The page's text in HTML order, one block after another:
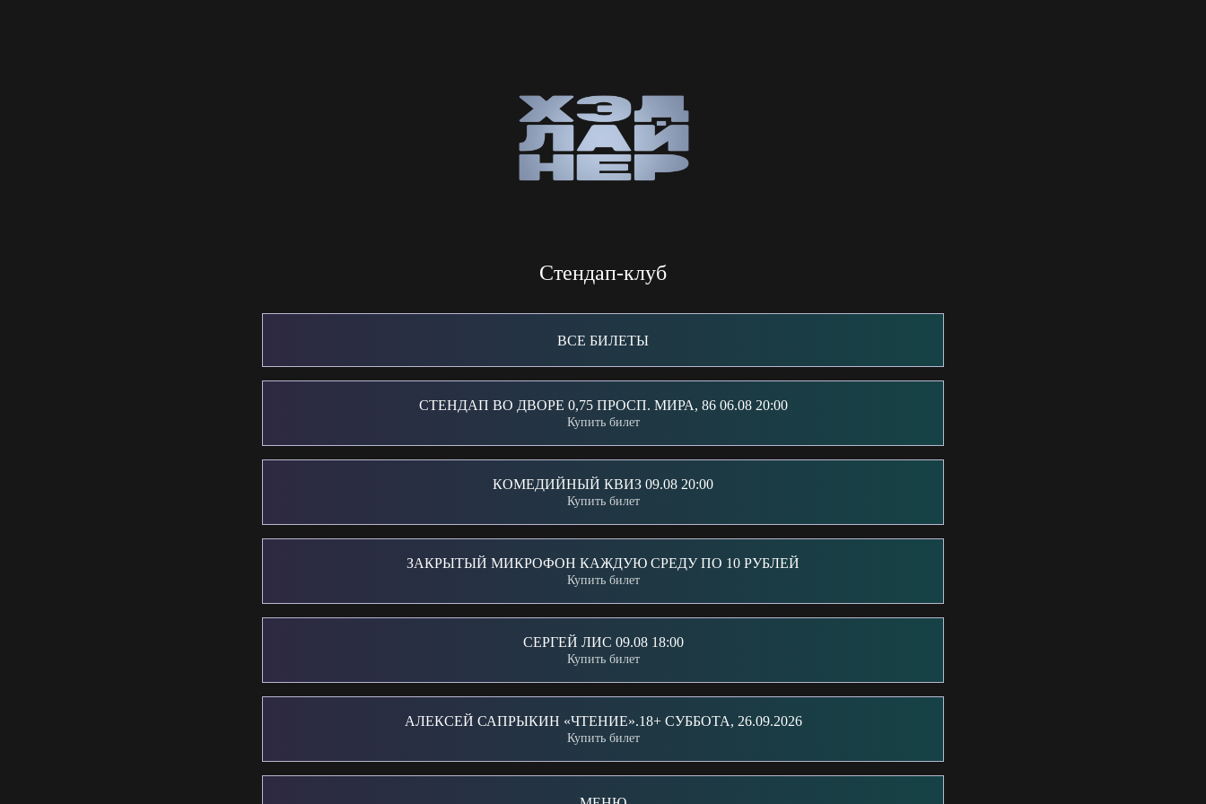
Стендап-клуб
ВСЕ БИЛЕТЫ
СТЕНДАП ВО ДВОРЕ 0,75 ПРОСП. МИРА, 86 06.08 20:00
Купить билет
КОМЕДИЙНЫЙ КВИЗ 09.08 20:00
Купить билет
ЗАКРЫТЫЙ МИКРОФОН КАЖДУЮ СРЕДУ ПО 10 РУБЛЕЙ
Купить билет
СЕРГЕЙ ЛИС 09.08 18:00
Купить билет
АЛЕКСЕЙ САПРЫКИН «ЧТЕНИЕ».18+ СУББОТА, 26.09.2026
Купить билет